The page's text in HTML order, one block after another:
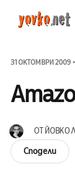
31 ОКТОМВРИ 2009
ОТЙОВКО
Сподели